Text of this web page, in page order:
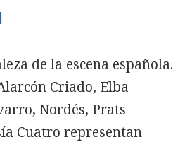
de la escena española.
Criado, Elba
Nordés, Prats
Cuatro representan